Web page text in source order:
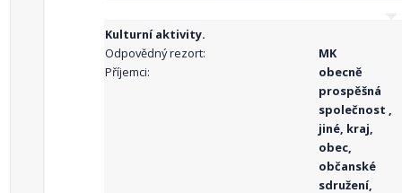
Kulturní aktivity.
Odpovědný rezort:
MK
Příjemci:
obecně
prospěšná
společnost ,
jiné, kraj,
obec,
občanské
sdružení,